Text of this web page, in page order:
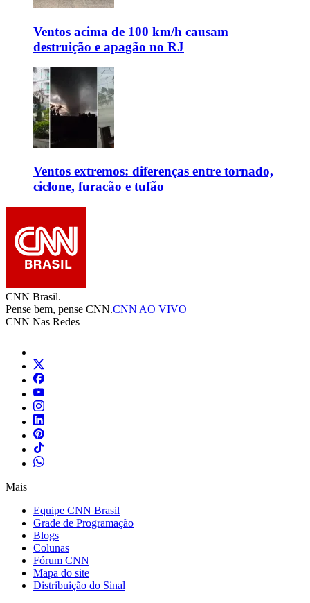
Ventos acima de 100 km/h causam
destruição e apagão no RJ
Ventos extremos: diferenças entre tornado,
ciclone, furacão e tufão
CNN Brasil.
Pense bem, pense CNN.CNN AO VIVO
CNN Nas Redes
Mais
Equipe CNN Brasil
Grade de Programação
Blogs
Colunas
Fórum CNN
Mapa do site
Distribuição do Sinal